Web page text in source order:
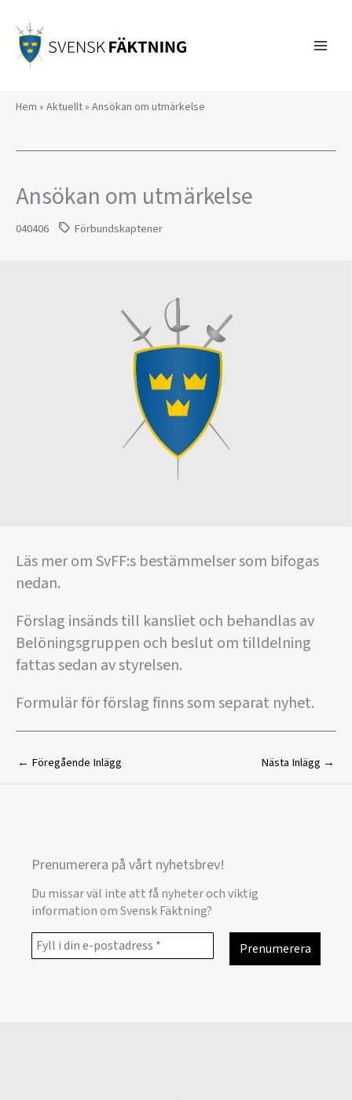
innehåll
Hem » Aktuellt» Ansökan om utmärkelse
Ansökan om utmärkelse
040406 Förbundskaptener
Läs mer om SvFF:s bestämmelser som bifogas
nedan.
Förslag insänds till kansliet och behandlas av
Belöningsgruppen och beslut om tilldelning
fattas sedan av styrelsen.
Formulär för förslag finns som separat nyhet.
← Föregående Inlägg Nästa Inlägg →
Prenumerera på vårt nyhetsbrev!
Du missar väl inte att få nyheter och viktig
information om Svensk Fäktning?